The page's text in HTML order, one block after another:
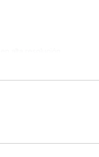
una economía verde.